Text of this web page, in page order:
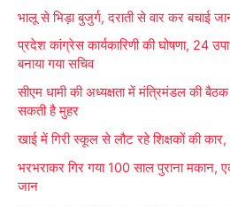
o
:
भालू से भिड़ा बुजुर्ग, दराती से वार कर बचाई
प्रदेश कांग्रेस कार्यकारिणी की घोषणा, 24
बनाया गया सचिव
सीएम धामी की अध्यक्षता में मंत्रिमंडल की
सकती है मुहर
खाई में गिरी स्कूल से लौट रहे शिक्षकों की
भरभराकर गिर गया 100 साल पुराना मकान,
जान